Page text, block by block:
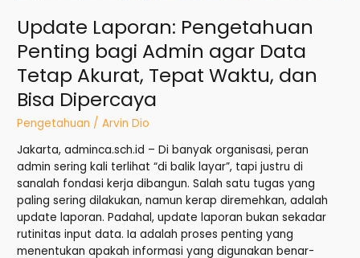
Update Laporan: Pengetahuan
Penting bagi Admin agar Data
Tetap Akurat, Tepat Waktu, dan
Bisa Dipercaya
Pengetahuan /Arvin Dio
Jakarta, adminca.sch.id – Di banyak organisasi, peran
admin sering kali terlihat “di balik layar”, tapi justru di
sanalah fondasi kerja dibangun. Salah satu tugas yang
paling sering dilakukan, namun kerap diremehkan, adalah
update laporan. Padahal, update laporan bukan sekadar
rutinitas input data. Ia adalah proses penting yang
menentukan apakah informasi yang digunakan benar-
Dipercaya